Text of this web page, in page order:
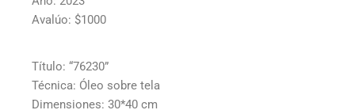
Avalúo: $1000
Título: “76230”
Técnica: Óleo sobre tela
Dimensiones: 30*40 cm